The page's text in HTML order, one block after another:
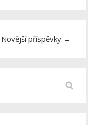
Novější příspěvky →